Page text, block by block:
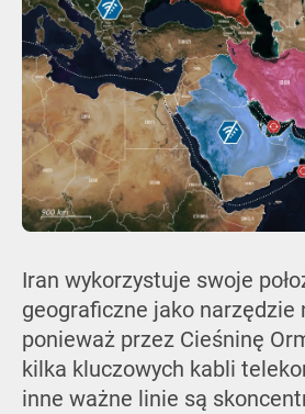
Iran wykorzystuje swoje
geograficzne jako narzędzie
ponieważ przez Cieśninę
kilka kluczowych kabli
inne ważne linie są